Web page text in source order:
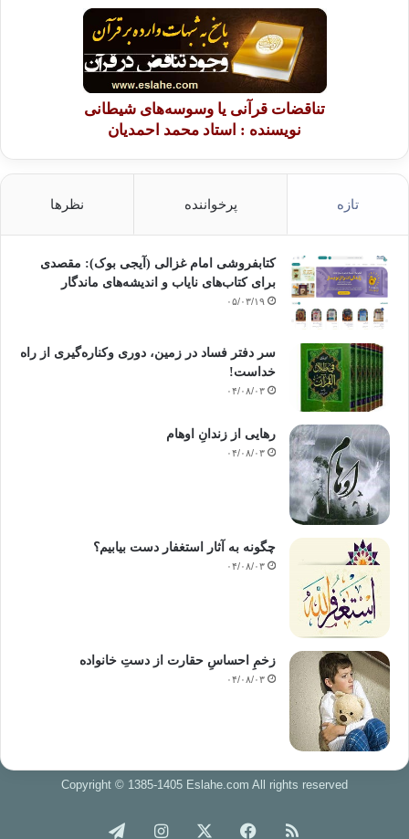
تناقضات قرآنی یا وسوسه‌های شیطانی
نویسنده : استاد محمد احمدیان
تازه پرخواننده نظرها
کتابفروشی امام غزالی (آیجی بوک): مقصدی
برای کتاب‌های نایاب و اندیشه‌های ماندگار
۰۵/۰۳/۱۹
سر دفتر فساد در زمین‌، دوری وکناره‌گیری از راه
خداست‌!
۰۴/۰۸/۰۳
رهایی از زندانِ اوهام
۰۴/۰۸/۰۳
چگونه به آثار استغفار دست بیابیم؟
۰۴/۰۸/۰۳
زخمِ احساسِ حقارت از دستِ خانواده
۰۴/۰۸/۰۳
Copyright © 1385-1405 Eslahe.com All rights reserved
خوراک فیس اینستاگرام